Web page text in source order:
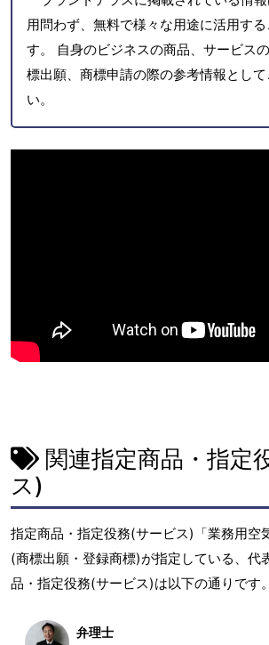
用問わず、無料で様々な用途に活用す
す。 自身のビジネスの商品、サービス
標出願、商標申請の際の参考情報として
い。
関連指定商品・指定
ス)
指定商品・指定役務(サービス)「業務用空
(商標出願・登録商標)が指定している、代
品・指定役務(サービス)は以下の通りです。
弁理士